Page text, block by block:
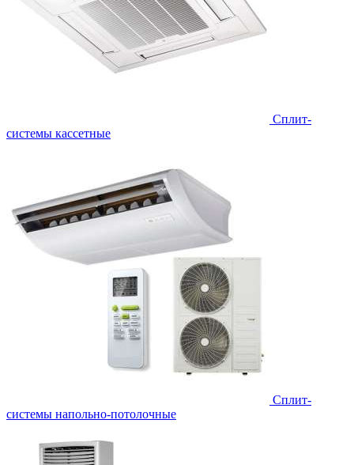
Сплит-
системы кассетные
Сплит-
системы напольно-потолочные